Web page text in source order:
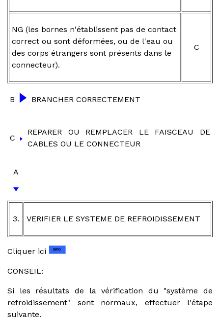
NG (les bornes n'établissent pas de contact
correct ou sont déformées, ou de l'eau ou
des corps étrangers sont présents dans le
connecteur).
C
B BRANCHER CORRECTEMENT
C
REPARER OU REMPLACER LE FAISCEAU DE
CABLES OU LE CONNECTEUR
A
3. VERIFIER LE SYSTEME DE REFROIDISSEMENT
Cliquer ici
CONSEIL:
Si les résultats de la vérification du "système de
refroidissement" sont normaux, effectuer l'étape
suivante.